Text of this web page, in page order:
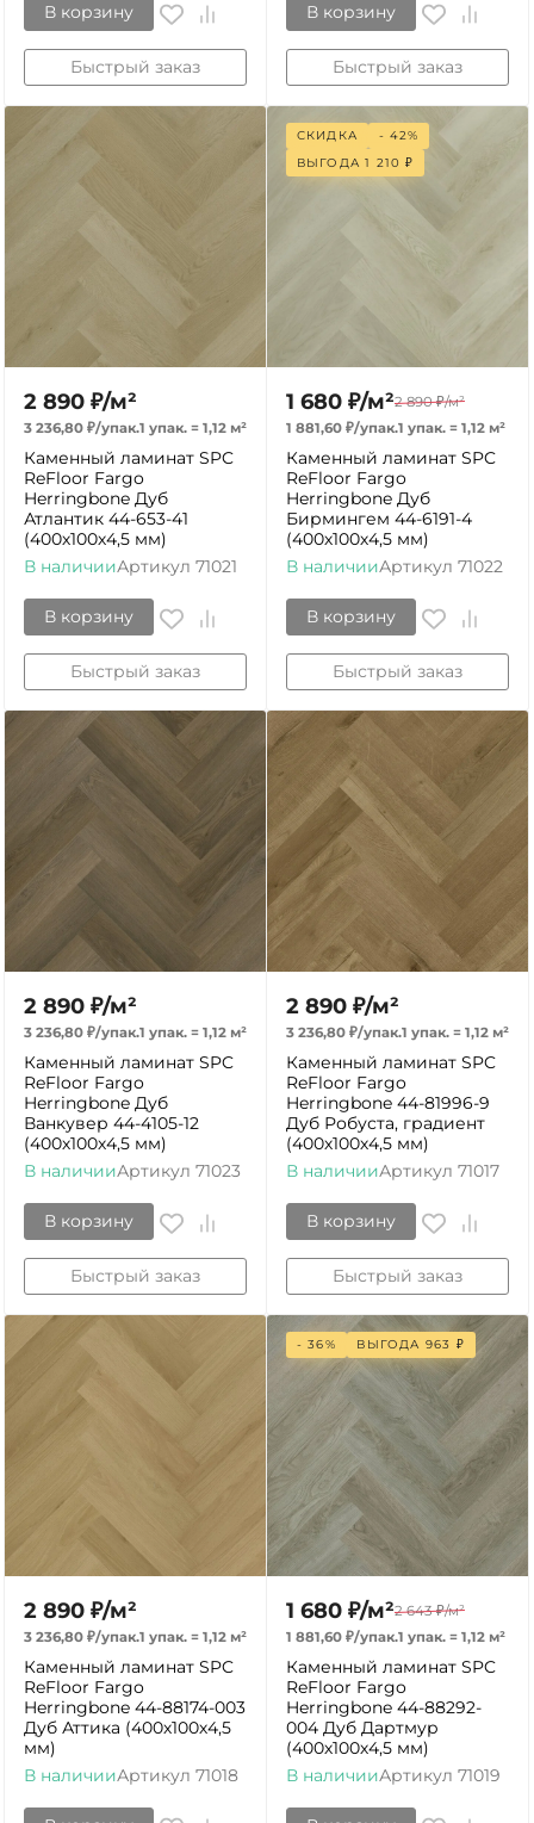
В корзину
Быстрый заказ
В корзину
Быстрый заказ
2 890 ₽/м²
3 236,80 ₽/упак.1 упак. = 1,12 м²
Каменный ламинат SPC
ReFloor Fargo
Herringbone Дуб
Атлантик 44-653-41
(400х100х4,5 мм)
В наличииАртикул 71021
В корзину
Быстрый заказ
СКИДКА
- 42%
ВЫГОДА1 210 ₽
1 680 ₽/м²2 890 ₽/м²
1 881,60 ₽/упак.1 упак. = 1,12 м²
Каменный ламинат SPC
ReFloor Fargo
Herringbone Дуб
Бирмингем 44-6191-4
(400х100х4,5 мм)
В наличииАртикул 71022
В корзину
Быстрый заказ
2 890 ₽/м²
3 236,80 ₽/упак.1 упак. = 1,12 м²
Каменный ламинат SPC
ReFloor Fargo
Herringbone Дуб
Ванкувер 44-4105-12
(400х100х4,5 мм)
В наличииАртикул 71023
В корзину
Быстрый заказ
2 890 ₽/м²
3 236,80 ₽/упак.1 упак. = 1,12 м²
Каменный ламинат SPC
ReFloor Fargo
Herringbone 44-81996-9
Дуб Робуста, градиент
(400х100х4,5 мм)
В наличииАртикул 71017
В корзину
Быстрый заказ
2 890 ₽/м²
3 236,80 ₽/упак.1 упак. = 1,12 м²
Каменный ламинат SPC
ReFloor Fargo
Herringbone 44-88174-003
Дуб Аттика (400х100х4,5
мм)
В наличииАртикул 71018
- 36% ВЫГОДА 963 ₽
1 680 ₽/м²2 643 ₽/м²
1 881,60 ₽/упак.1 упак. = 1,12 м²
Каменный ламинат SPC
ReFloor Fargo
Herringbone 44-88292-
004 Дуб Дартмур
(400х100х4,5 мм)
В наличииАртикул 71019